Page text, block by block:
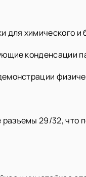
для химического и
конденсации
29/32, что